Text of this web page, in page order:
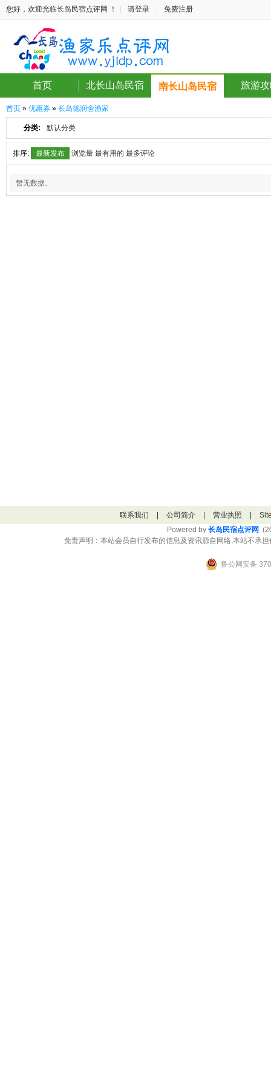
您好，欢迎光临长岛民宿点评网 ！ 请登录 免费注册
首页 北长山岛民宿 南长山岛民宿 旅游
首页 » 优惠券 » 长岛德润舍渔家
分类: 默认分类
排序: 最新发布 浏览量 最有用的 最多评论
暂无数据。
联系我们 公司简介 营业执照
Powered by 长岛民宿点评网
免责声明：本站会员自行发布的信息及资讯源自网络,本站不承
鲁公网安备